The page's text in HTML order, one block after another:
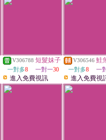
V306788 短髮妹子
一對多8 一對一30
進入免費視訊
V306546 鮭
一對多8 一
進入免費視